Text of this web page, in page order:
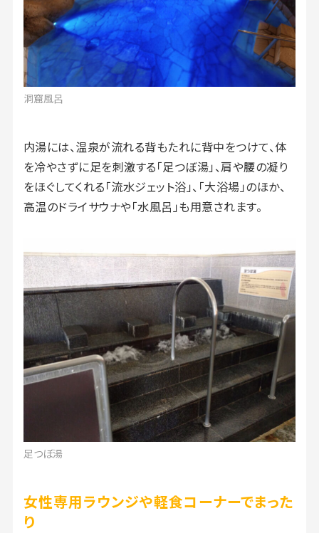
洞窟風呂
内湯には、温泉が流れる背もたれに背中をつけて、体
を冷やさずに足を刺激する「足つぼ湯」、肩や腰の凝り
をほぐしてくれる「流水ジェット浴」、「大浴場」のほか、
高温のドライサウナや「水風呂」も用意されます。
足つぼ湯
女性専用ラウンジや軽食コーナーでまった
り